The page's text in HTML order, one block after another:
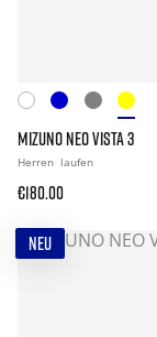
MIZUNO NEO VISTA 3
Herren laufen
€180.00
NEU